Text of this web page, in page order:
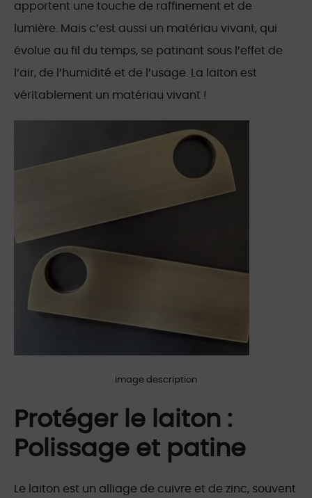
apportent une touche de raffinement et de
lumière. Mais c’est aussi un matériau vivant, qui
évolue au fil du temps, se patinant sous l’effet de
l’air, de l’humidité et de l’usage. La laiton est
véritablement un matériau vivant !
image description
Protéger le laiton :
Polissage et patine
Le laiton est un alliage de cuivre et de zinc, souvent